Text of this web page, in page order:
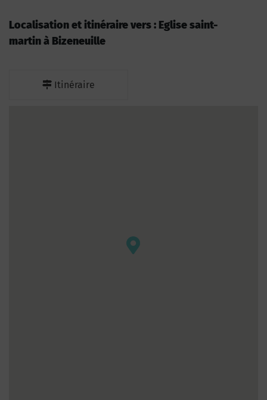
Localisation et itinéraire vers : Eglise saint-
martin à Bizeneuille
Itinéraire